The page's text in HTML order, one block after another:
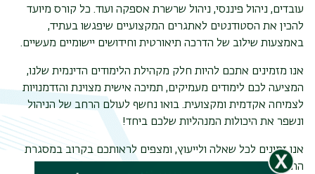
עובדים, ניהול פיננסי, ניהול שרשרת אספקה ועוד. כל קורס מיועד
להכין את הסטודנטים לאתגרים המקצועיים שיפגשו בעתיד,
באמצעות שילוב של הדרכה תיאורטית וחידושים יישומיים מעשיים.
אנו מזמינים אתכם להיות חלק מקהילת הלימודים הדינמית שלנו,
המציעה לכם לימודים מעמיקים, תמיכה אישית מצוינת והזדמנויות
לצמיחה אקדמית ומקצועית. בואו נחשף לעולם הרחב של הניהול
ונשפר את היכולות המנהליות שלכם ביחד!
אנו זמינים לכל שאלה ולייעוץ, ומצפים לראותכם בקרוב במסגרת
התוכנית האקדמית המובילה שלנו.